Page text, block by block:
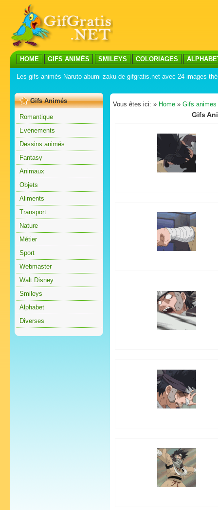
HOME GIFS ANIMÉS SMILEYS COLORIAGES
Les gifs animés Naruto abumi zaku de gifgratis.net avec 24 images
Gifs Animés
Romantique
Evénements
Dessins animés
Fantasy
Animaux
Objets
Aliments
Transport
Nature
Métier
Sport
Webmaster
Walt Disney
Smileys
Alphabet
Diverses
Vous êtes ici: » Home » Gifs animes
Gifs